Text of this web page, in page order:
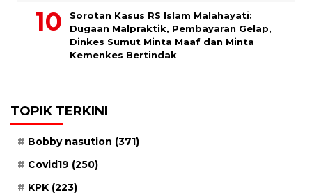
Sorotan Kasus RS Islam Malahayati:
Dugaan Malpraktik, Pembayaran Gelap,
Dinkes Sumut Minta Maaf dan Minta
Kemenkes Bertindak
TOPIK TERKINI
Bobby nasution (371)
Covid19 (250)
KPK (223)